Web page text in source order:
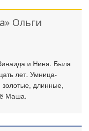
Ольги
и Нина. Была
лет. Умница-
золотые, длинные,
Маша.